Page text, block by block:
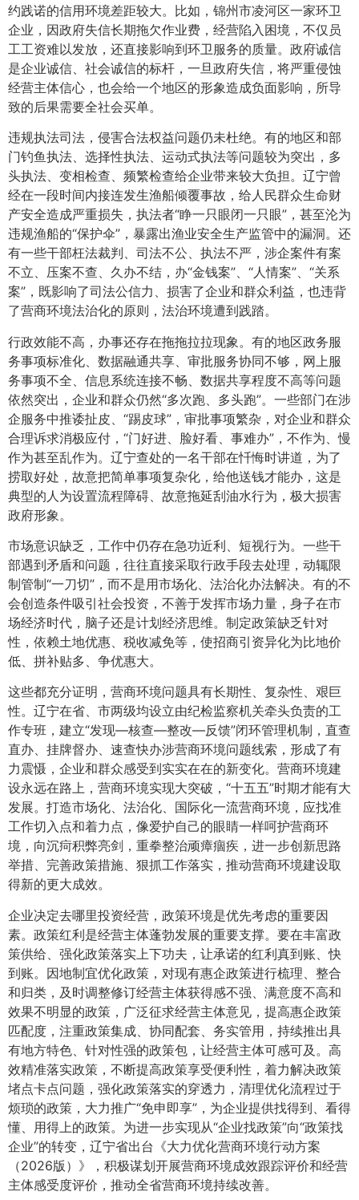
约践诺的信用环境差距较大。比如，锦州市凌河区一家环卫
企业，因政府失信长期拖欠作业费，经营陷入困境，不仅员
工工资难以发放，还直接影响到环卫服务的质量。政府诚信
是企业诚信、社会诚信的标杆，一旦政府失信，将严重侵蚀
经营主体信心，也会给一个地区的形象造成负面影响，所导
致的后果需要全社会买单。
违规执法司法，侵害合法权益问题仍未杜绝。有的地区和部
门钓鱼执法、选择性执法、运动式执法等问题较为突出，多
头执法、变相检查、频繁检查给企业带来较大负担。辽宁曾
经在一段时间内接连发生渔船倾覆事故，给人民群众生命财
产安全造成严重损失，执法者“睁一只眼闭一只眼”，甚至沦为
违规渔船的“保护伞”，暴露出渔业安全生产监管中的漏洞。还
有一些干部枉法裁判、司法不公、执法不严，涉企案件有案
不立、压案不查、久办不结，办“金钱案”、“人情案”、“关系
案”，既影响了司法公信力、损害了企业和群众利益，也违背
了营商环境法治化的原则，法治环境遭到践踏。
行政效能不高，办事还存在拖拖拉拉现象。有的地区政务服
务事项标准化、数据融通共享、审批服务协同不够，网上服
务事项不全、信息系统连接不畅、数据共享程度不高等问题
依然突出，企业和群众仍然“多次跑、多头跑”。一些部门在涉
企服务中推诿扯皮、“踢皮球”，审批事项繁杂，对企业和群众
合理诉求消极应付，“门好进、脸好看、事难办”，不作为、慢
作为甚至乱作为。辽宁查处的一名干部在忏悔时讲道，为了
捞取好处，故意把简单事项复杂化，给他送钱才能办，这是
典型的人为设置流程障碍、故意拖延刮油水行为，极大损害
政府形象。
市场意识缺乏，工作中仍存在急功近利、短视行为。一些干
部遇到矛盾和问题，往往直接采取行政手段去处理，动辄限
制管制“一刀切”，而不是用市场化、法治化办法解决。有的不
会创造条件吸引社会投资，不善于发挥市场力量，身子在市
场经济时代，脑子还是计划经济思维。制定政策缺乏针对
性，依赖土地优惠、税收减免等，使招商引资异化为比地价
低、拼补贴多、争优惠大。
这些都充分证明，营商环境问题具有长期性、复杂性、艰巨
性。辽宁在省、市两级均设立由纪检监察机关牵头负责的工
作专班，建立“发现—核查—整改—反馈”闭环管理机制，直查
直办、挂牌督办、速查快办涉营商环境问题线索，形成了有
力震慑，企业和群众感受到实实在在的新变化。营商环境建
设永远在路上，营商环境实现大突破，“十五五”时期才能有大
发展。打造市场化、法治化、国际化一流营商环境，应找准
工作切入点和着力点，像爱护自己的眼睛一样呵护营商环
境，向沉疴积弊亮剑，重拳整治顽瘴痼疾，进一步创新思路
举措、完善政策措施、狠抓工作落实，推动营商环境建设取
得新的更大成效。
企业决定去哪里投资经营，政策环境是优先考虑的重要因
素。政策红利是经营主体蓬勃发展的重要支撑。要在丰富政
策供给、强化政策落实上下功夫，让承诺的红利真到账、快
到账。因地制宜优化政策，对现有惠企政策进行梳理、整合
和归类，及时调整修订经营主体获得感不强、满意度不高和
效果不明显的政策，广泛征求经营主体意见，提高惠企政策
匹配度，注重政策集成、协同配套、务实管用，持续推出具
有地方特色、针对性强的政策包，让经营主体可感可及。高
效精准落实政策，不断提高政策享受便利性，着力解决政策
堵点卡点问题，强化政策落实的穿透力，清理优化流程过于
烦琐的政策，大力推广“免申即享”，为企业提供找得到、看得
懂、用得上的政策。为进一步实现从“企业找政策”向“政策找
企业”的转变，辽宁省出台《大力优化营商环境行动方案
（2026版）》，积极谋划开展营商环境成效跟踪评价和经营
主体感受度评价，推动全省营商环境持续改善。